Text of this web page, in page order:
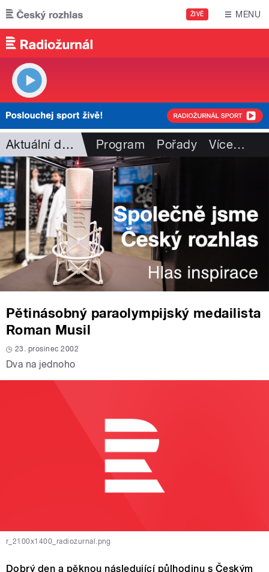
Přejít k hlavnímu obsahu
ŽIVĚ MENU
Aktuální dění Program Pořady Více…
Pětinásobný paraolympijský medailista
Roman Musil
23. prosinec 2002
Dva na jednoho
r_2100x1400_radiozurnal.png
Dobrý den a pěknou následující půlhodinu s Českým